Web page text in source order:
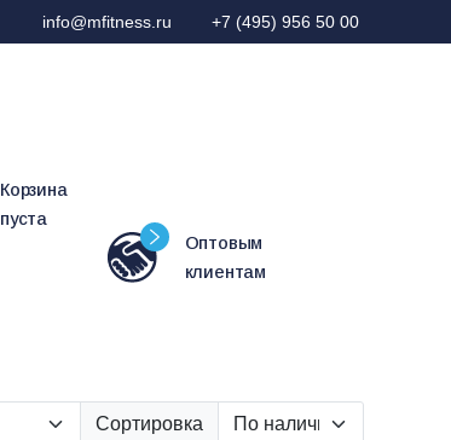
info@mfitness.ru +7 (495) 956 50 00
Корзина
пуста
Оптовым
клиентам
Сортировка